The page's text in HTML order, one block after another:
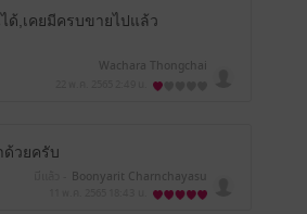
ด้,เคยมีครบขายไปแล้ว
Wachara Thongchai
ด้วยครับ
Boonyarit Charnchayasu
k